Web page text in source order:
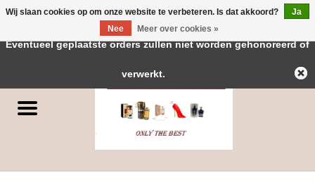
Parfums
Wij slaan cookies op om onze website te verbeteren. Is dat akkoord?
Ja
Nee
Meer over cookies »
← Keer terug naar de backofficeDeze winkel is in aanbouw.
Eventueel geplaatste orders zullen niet worden gehonoreerd of
verwerkt.